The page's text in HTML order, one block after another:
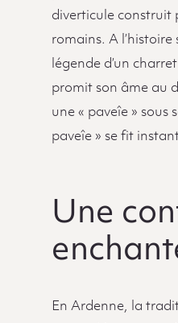
diverticule construit
romains. A l’histoire
légende d’un
promit son âme au
une « paveîe » sous
paveîe » se fit
Une
En Ardenne, la